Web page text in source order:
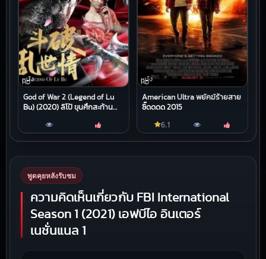
หนัง
HD
God of War 2 (Legend of Lu
Bu) (2020) ลิโป้ ขุนศึกสะท้าน
หนัง
HD
American Ultra พยัคฆ์ร้ายสาย
ซี๊ดดดด 2015
6.1
พูดคุยหลังรับชม
ความคิดเห็นเกี่ยวกับ FBI International
Season 1 (2021) เอฟบีไอ อินเตอร์
เนชั่นแนล 1